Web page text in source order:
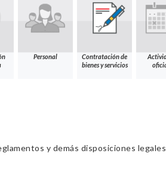
Personal
Contratación de
bienes y servicios
y demás disposiciones